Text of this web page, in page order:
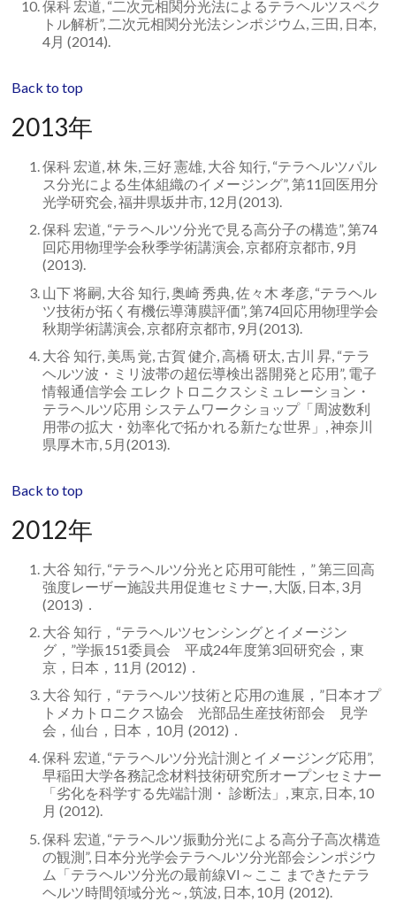
保科 宏道, “二次元相関分光法によるテラヘルツスペク
トル解析”, 二次元相関分光法シンポジウム, 三田, 日本,
4月 (2014).
Back to top
2013年
保科 宏道, 林 朱, 三好 憲雄, 大谷 知行, “テラヘルツパル
ス分光による生体組織のイメージング”, 第11回医用分
光学研究会, 福井県坂井市, 12月(2013).
保科 宏道, “テラヘルツ分光で見る高分子の構造”, 第74
回応用物理学会秋季学術講演会, 京都府京都市, 9月
(2013).
山下 将嗣, 大谷 知行, 奥崎 秀典, 佐々木 孝彦, “テラヘル
ツ技術が拓く有機伝導薄膜評価”, 第74回応用物理学会
秋期学術講演会, 京都府京都市, 9月(2013).
大谷 知行, 美馬 覚, 古賀 健介, 高橋 研太, 古川 昇, “テラ
ヘルツ波・ミリ波帯の超伝導検出器開発と応用”, 電子
情報通信学会 エレクトロニクスシミュレーション・
テラヘルツ応用 システムワークショップ「周波数利
用帯の拡大・効率化で拓かれる新たな世界」, 神奈川
県厚木市, 5月(2013).
Back to top
2012年
大谷 知行, “テラヘルツ分光と応用可能性，” 第三回高
強度レーザー施設共用促進セミナー, 大阪, 日本, 3月
(2013)．
大谷 知行，“テラヘルツセンシングとイメージン
グ，”学振151委員会 平成24年度第3回研究会，東
京，日本，11月 (2012)．
大谷 知行，“テラヘルツ技術と応用の進展，”日本オプ
トメカトロニクス協会 光部品生産技術部会 見学
会，仙台，日本，10月 (2012)．
保科 宏道, “テラヘルツ分光計測とイメージング応用”,
早稲田大学各務記念材料技術研究所オープンセミナー
「劣化を科学する先端計測・ 診断法」, 東京, 日本, 10
月 (2012).
保科 宏道, “テラヘルツ振動分光による高分子高次構造
の観測”, 日本分光学会テラヘルツ分光部会シンポジウ
ム「テラヘルツ分光の最前線VI～ここ まできたテラ
ヘルツ時間領域分光～, 筑波, 日本, 10月 (2012).